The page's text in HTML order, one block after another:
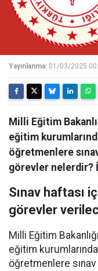
Yayınlanma: 01/03/2025
Milli Eğitim
eğitim
öğretmenlere
görevler nelerdir?
Sınav haftası
görevler
Milli Eğitim
eğitim
öğretmenlere sınav